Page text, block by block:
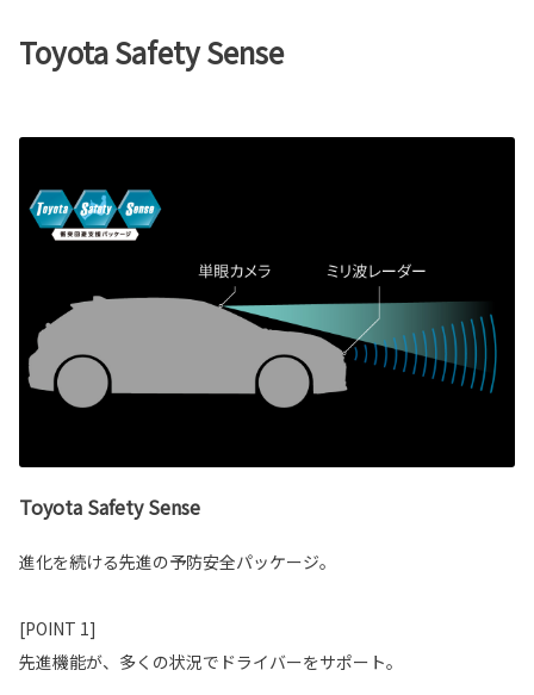
Toyota Safety Sense
Toyota Safety Sense
進化を続ける先進の予防安全パッケージ。
[POINT 1]
先進機能が、多くの状況でドライバーをサポート。